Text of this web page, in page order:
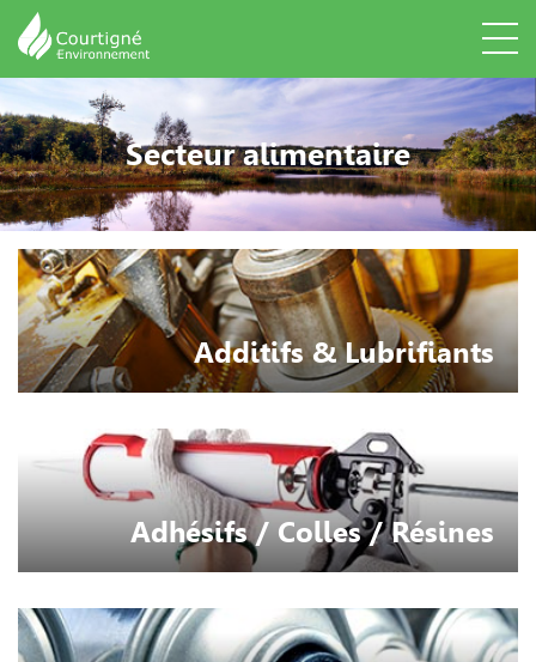
Secteur alimentaire
Additifs & Lubrifiants
Adhésifs / Colles / Résines